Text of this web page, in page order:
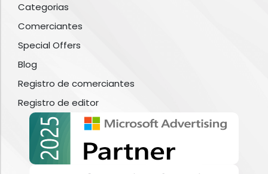
Categorias
Comerciantes
Special Offers
Blog
Registro de comerciantes
Registro de editor